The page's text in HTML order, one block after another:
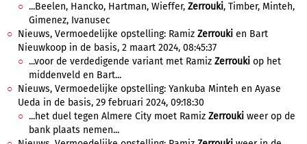
...Beelen, Hancko, Hartman, Wieffer, Zerrouki, Timber, Minteh,
Gimenez, Ivanusec
Nieuws, Vermoedelijke opstelling: Ramiz Zerrouki en Bart
Nieuwkoop in de basis, 2 maart 2024, 08:45:37
...voor de verdedigende variant met Ramiz Zerrouki op het
middenveld en Bart...
Nieuws, Vermoedelijke opstelling: Yankuba Minteh en Ayase
Ueda in de basis, 29 februari 2024, 09:18:30
...het duel tegen Almere City moet Ramiz Zerrouki weer op de
bank plaats nemen...